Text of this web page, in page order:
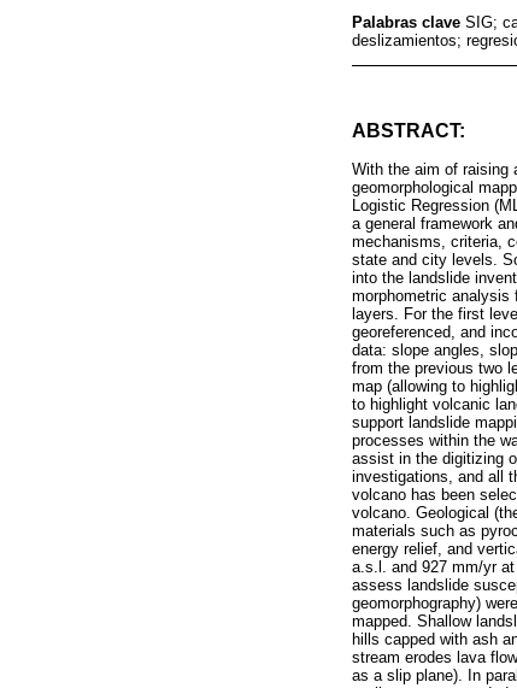
Palabras clave SIG;
deslizamientos;
ABSTRACT:
With the aim of raising
geomorphological
Logistic Regression
a general framework
mechanisms, criteria,
state and city levels.
into the landslide
morphometric analysis
layers. For the first
georeferenced, and
data: slope angles,
from the previous two
map (allowing to
to highlight volcanic
support landslide
processes within the
assist in the digitizing
investigations, and all
volcano has been
volcano. Geological
materials such as
energy relief, and
a.s.l. and 927 mm/yr
assess landslide
geomorphography)
mapped. Shallow
hills capped with ash
stream erodes lava
as a slip plane). In